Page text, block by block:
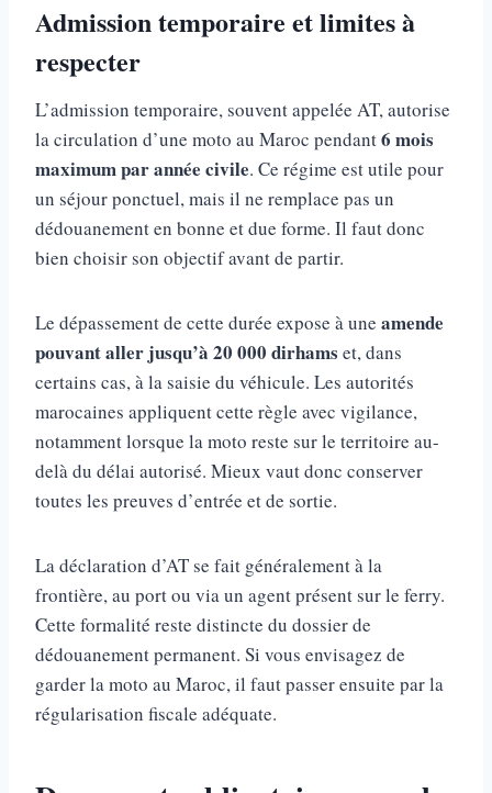
Admission temporaire et limites à
respecter
L’admission temporaire, souvent appelée AT, autorise
la circulation d’une moto au Maroc pendant6 mois
maximum par année civile. Ce régime est utile pour
un séjour ponctuel, mais il ne remplace pas un
dédouanement en bonne et due forme. Il faut donc
bien choisir son objectif avant de partir.
Le dépassement de cette durée expose à une amende
pouvant aller jusqu’à 20 000 dirhams et, dans
certains cas, à la saisie du véhicule. Les autorités
marocaines appliquent cette règle avec vigilance,
notamment lorsque la moto reste sur le territoire au-
delà du délai autorisé. Mieux vaut donc conserver
toutes les preuves d’entrée et de sortie.
La déclaration d’AT se fait généralement à la
frontière, au port ou via un agent présent sur le ferry.
Cette formalité reste distincte du dossier de
dédouanement permanent. Si vous envisagez de
garder la moto au Maroc, il faut passer ensuite par la
régularisation fiscale adéquate.